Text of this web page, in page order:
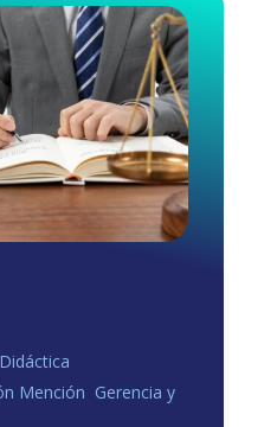
Mención Gerencia y